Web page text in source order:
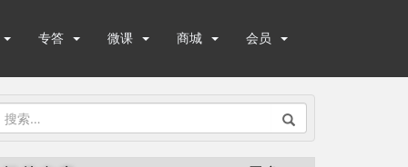
专答 微课 商城 会员
搜
：